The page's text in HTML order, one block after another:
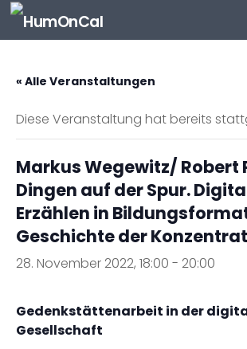
Zum Inhalt springen
« Alle Veranstaltungen
Diese Veranstaltung hat bereits
Markus Wegewitz/ Robert
Dingen auf der Spur.
Erzählen in
Geschichte der
28. November 2022, 18:00 - 20:00
Gedenkstättenarbeit in der
Gesellschaft